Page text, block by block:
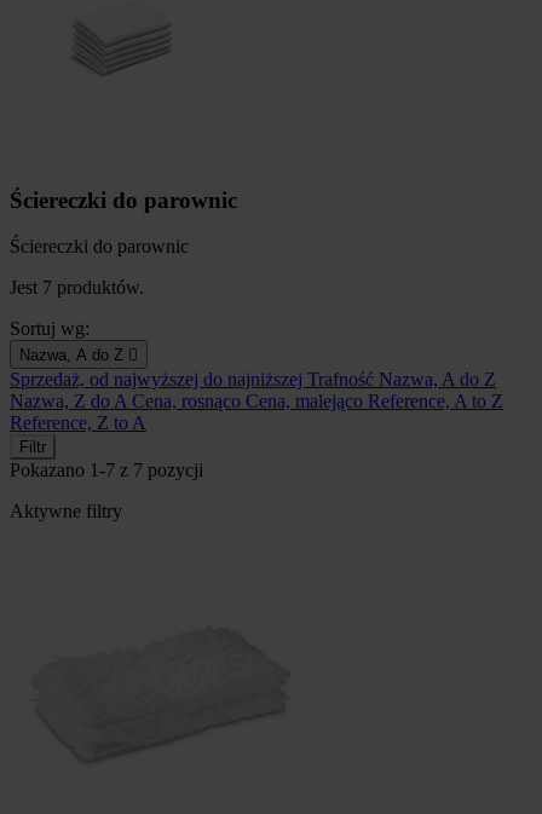
Ściereczki do parownic
Ściereczki do parownic
Jest 7 produktów.
Sortuj wg:
Nazwa, A do Z 
Sprzedaż, od najwyższej do najniższej Trafność Nazwa, A do Z
Nazwa, Z do A Cena, rosnąco Cena, malejąco Reference, A to Z
Reference, Z to A
Filtr
Pokazano 1-7 z 7 pozycji
Aktywne filtry